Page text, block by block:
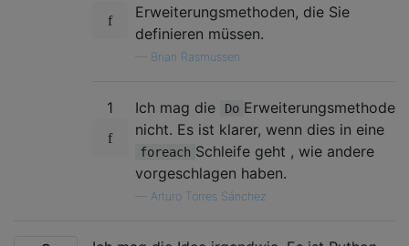
Erweiterungsmethoden, die Sie
definieren müssen.
Brian Rasmussen
1 Ich mag die Do Erweiterungsmethode
nicht. Es ist klarer, wenn dies in eine
foreach Schleife geht , wie andere
vorgeschlagen haben.
Arturo Torres Sánchez